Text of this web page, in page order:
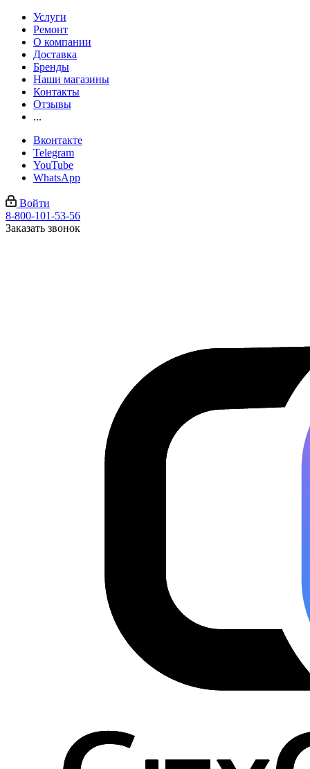
Услуги
Ремонт
О компании
Доставка
Бренды
Наши магазины
Контакты
Отзывы
...
Вконтакте
Telegram
YouTube
WhatsApp
Войти
8-800-101-53-56
Заказать звонок